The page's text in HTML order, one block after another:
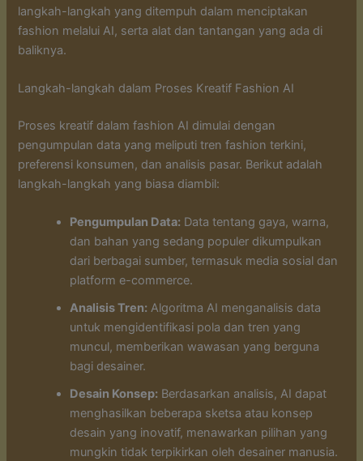
langkah-langkah yang ditempuh dalam menciptakan
fashion melalui AI, serta alat dan tantangan yang ada di
baliknya.
Langkah-langkah dalam Proses Kreatif Fashion AI
Proses kreatif dalam fashion AI dimulai dengan
pengumpulan data yang meliputi tren fashion terkini,
preferensi konsumen, dan analisis pasar. Berikut adalah
langkah-langkah yang biasa diambil:
Pengumpulan Data: Data tentang gaya, warna,
dan bahan yang sedang populer dikumpulkan
dari berbagai sumber, termasuk media sosial dan
platform e-commerce.
Analisis Tren: Algoritma AI menganalisis data
untuk mengidentifikasi pola dan tren yang
muncul, memberikan wawasan yang berguna
bagi desainer.
Desain Konsep: Berdasarkan analisis, AI dapat
menghasilkan beberapa sketsa atau konsep
desain yang inovatif, menawarkan pilihan yang
mungkin tidak terpikirkan oleh desainer manusia.